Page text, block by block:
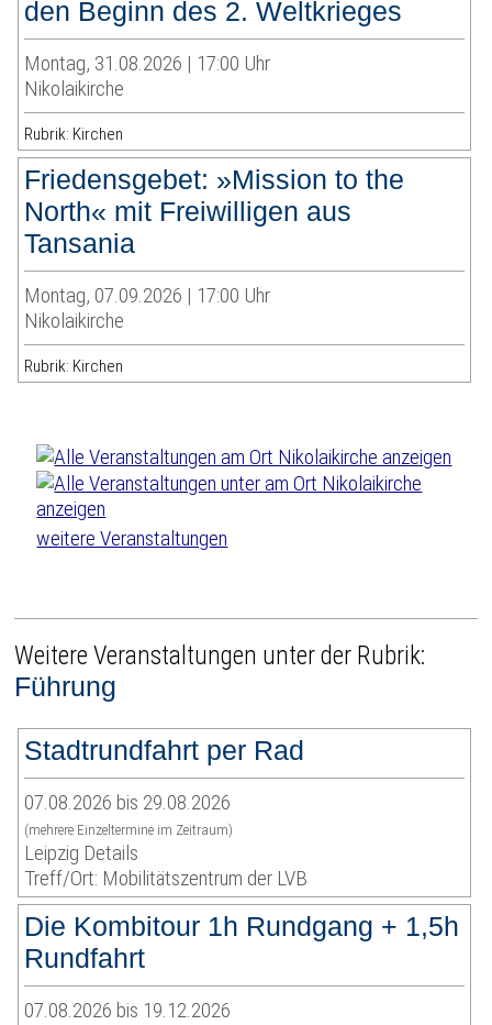
den Beginn des 2. Weltkrieges
Montag, 31.08.2026 | 17:00 Uhr
Nikolaikirche
Rubrik: Kirchen
Friedensgebet: »Mission to the
North« mit Freiwilligen aus
Tansania
Montag, 07.09.2026 | 17:00 Uhr
Nikolaikirche
Rubrik: Kirchen
weitere Veranstaltungen
Weitere Veranstaltungen unter der Rubrik:
Führung
Stadtrundfahrt per Rad
07.08.2026 bis 29.08.2026
(mehrere Einzeltermine im Zeitraum)
Leipzig Details
Treff/Ort: Mobilitätszentrum der LVB
Die Kombitour 1h Rundgang + 1,5h
Rundfahrt
07.08.2026 bis 19.12.2026